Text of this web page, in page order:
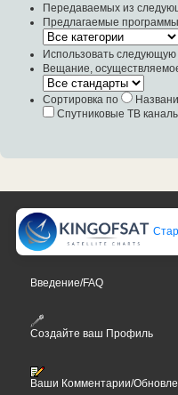
Передаваемых из
Предлагаемые
Использовать следующую
Вещание,
Сортировка по
Спутниковые ТВ
Введение/FAQ
Создайте ваш Профиль
Ваши Комментарии/